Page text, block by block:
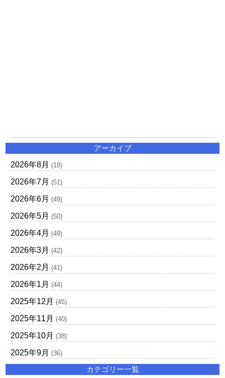
アーカイブ
2026年8月 (18)
2026年7月 (51)
2026年6月 (49)
2026年5月 (50)
2026年4月 (49)
2026年3月 (42)
2026年2月 (41)
2026年1月 (44)
2025年12月 (45)
2025年11月 (40)
2025年10月 (38)
2025年9月 (36)
カテゴリー一覧